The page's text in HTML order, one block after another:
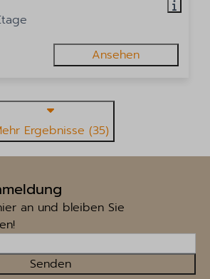
Ansehen
Ergebnisse (35)
an und bleiben Sie
Senden